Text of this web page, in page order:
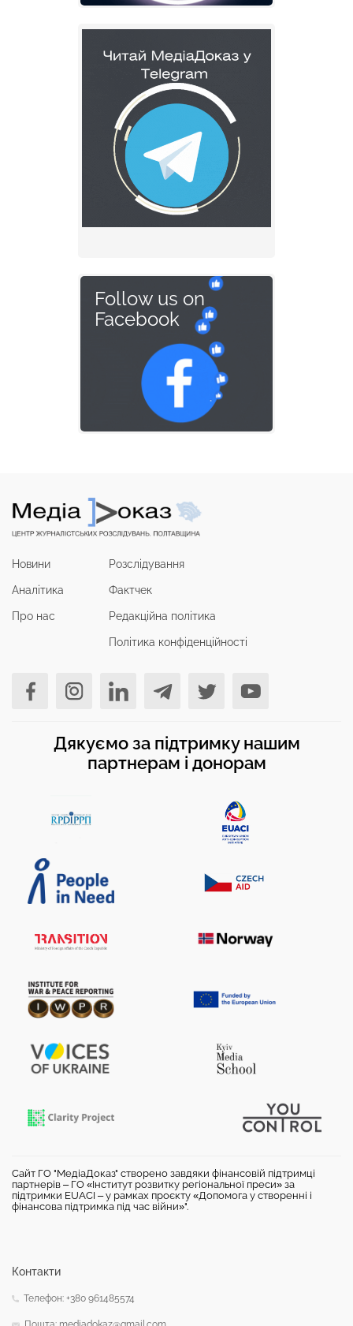
Follow us on
Facebook
Новини
Аналітика
Про нас
Розслідування
Фактчек
Редакційна політика
Політика конфіденційності
Дякуємо за підтримку нашим
партнерам і донорам
Сайт ГО "МедіаДоказ" створено завдяки фінансовій підтримці
партнерів – ГО «Інститут розвитку регіональної преси» за
підтримки EUACI – у рамках проєкту «Допомога у створенні і
фінансова підтримка під час війни»".
Контакти
Телефон: +380 961485574